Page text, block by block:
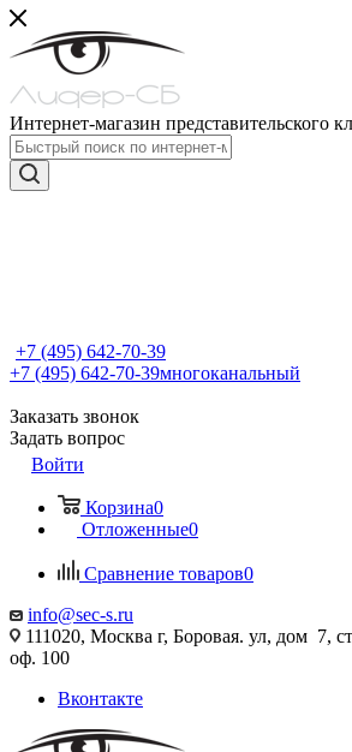
Интернет-магазин представительского
+7 (495) 642-70-39
+7 (495) 642-70-39многоканальный
Заказать звонок
Задать вопрос
Войти
Корзина0
Отложенные0
Сравнение товаров0
info@sec-s.ru
111020, Москва г, Боровая. ул, дом 7,
оф. 100
Вконтакте